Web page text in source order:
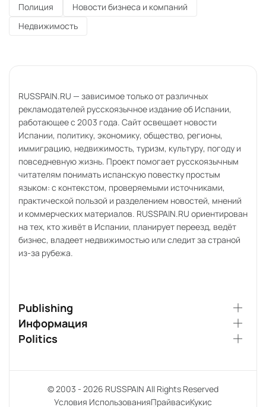
Полиция
Новости бизнеса и компаний
Недвижимость
RUSSPAIN.RU — зависимое только от различных
рекламодателей русскоязычное издание об Испании,
работающее с 2003 года. Сайт освещает новости
Испании, политику, экономику, общество, регионы,
иммиграцию, недвижимость, туризм, культуру, погоду и
повседневную жизнь. Проект помогает русскоязычным
читателям понимать испанскую повестку простым
языком: с контекстом, проверяемыми источниками,
практической пользой и разделением новостей, мнений
и коммерческих материалов. RUSSPAIN.RU ориентирован
на тех, кто живёт в Испании, планирует переезд, ведёт
бизнес, владеет недвижимостью или следит за страной
из-за рубежа.
Publishing
Информация
Politics
© 2003 - 2026 RUSSPAIN All Rights Reserved
Условия ИспользованияПрайвасиКукис